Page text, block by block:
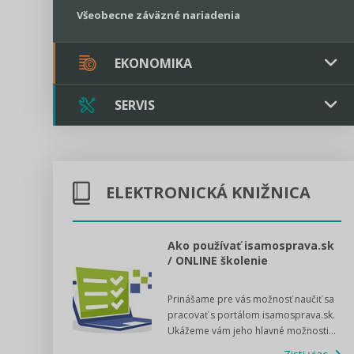
Všeobecne záväzné nariadenia
EKONOMIKA
Verejné obstarávanie
Majetok
Rozpočet
Sociálne podniky
Štátna pomoc
SERVIS
Kontakt
Tlačová agentúra
VIDEO produkcia
ELEKTRONICKÁ KNIŽNICA
Ako používať isamosprava.sk
/ ONLINE školenie
Prinášame pre vás možnosť naučiť sa
pracovať s portálom isamosprava.sk.
Ukážeme vám jeho hlavné možnosti...